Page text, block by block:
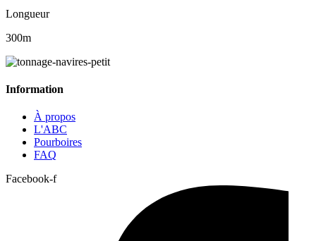
Longueur
300m
Information
À propos
L'ABC
Pourboires
FAQ
Facebook-f